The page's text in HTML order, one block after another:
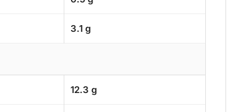
3.1 g
12.3 g